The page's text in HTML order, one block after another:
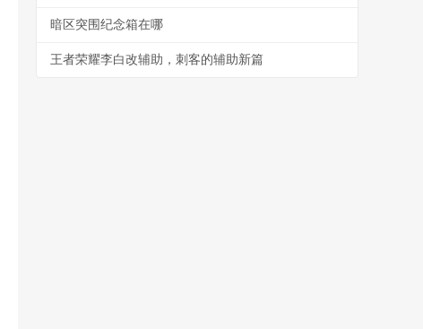
暗区突围纪念箱在哪
王者荣耀李白改辅助，刺客的辅助新篇